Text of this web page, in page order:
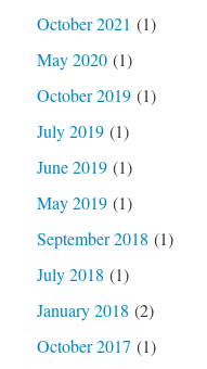
October 2021 (1)
May 2020(1)
October 2019(1)
July 2019(1)
June 2019(1)
May 2019(1)
September 2018 (1)
July 2018 (1)
January 2018 (2)
October 2017 (1)